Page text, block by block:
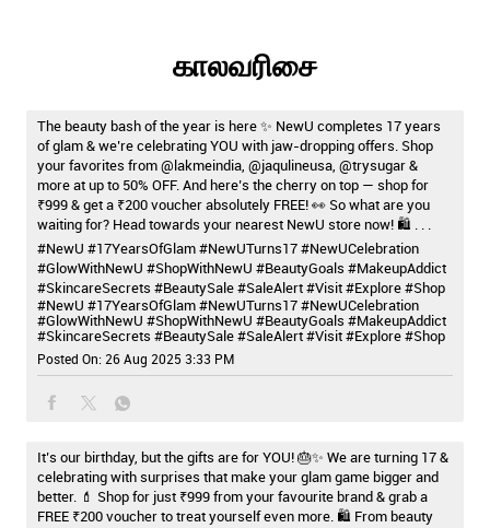
காலவரிசை
The beauty bash of the year is here ✨ NewU completes 17 years
of glam & we’re celebrating YOU with jaw-dropping offers. Shop
your favorites from @lakmeindia, @jaqulineusa, @trysugar &
more at up to 50% OFF. And here’s the cherry on top — shop for
₹999 & get a ₹200 voucher absolutely FREE! 👀 So what are you
waiting for? Head towards your nearest NewU store now! 🛍️ . . .
#NewU #17YearsOfGlam #NewUTurns17 #NewUCelebration
#GlowWithNewU #ShopWithNewU #BeautyGoals #MakeupAddict
#SkincareSecrets #BeautySale #SaleAlert #Visit #Explore #Shop
#NewU #17YearsOfGlam#NewUTurns17#NewUCelebration
#GlowWithNewU #ShopWithNewU #BeautyGoals #MakeupAddict
#SkincareSecrets #BeautySale#SaleAlert#Visit#Explore#Shop
Posted On: 26 Aug 2025 3:33 PM
It’s our birthday, but the gifts are for YOU! 🎂✨ We are turning 17 &
celebrating with surprises that make your glam game bigger and
better. 💄 Shop for just ₹999 from your favourite brand & grab a
FREE ₹200 voucher to treat yourself even more. 🛍️ From beauty